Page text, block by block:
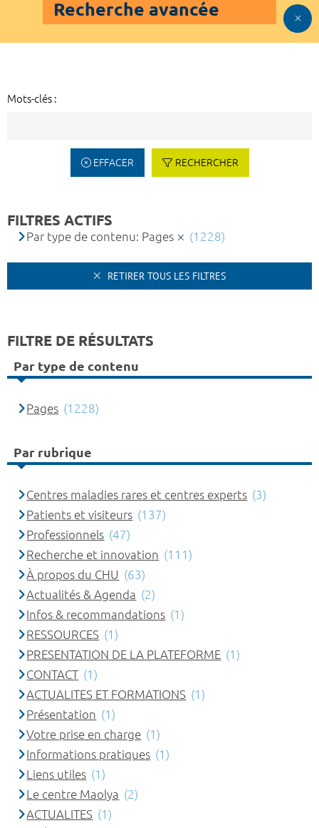
Recherche avancée
Mots-clés :
EFFACER RECHERCHER
FILTRES ACTIFS
Par type de contenu: Pages (1228)
RETIRER TOUS LES FILTRES
FILTRE DE RÉSULTATS
Par type de contenu
Pages (1228)
Par rubrique
Centres maladies rares et centres experts (3)
Patients et visiteurs (137)
Professionnels (47)
Recherche et innovation (111)
À propos du CHU (63)
Actualités & Agenda (2)
Infos & recommandations (1)
RESSOURCES (1)
PRESENTATION DE LA PLATEFORME (1)
CONTACT (1)
ACTUALITES ET FORMATIONS (1)
Présentation (1)
Votre prise en charge (1)
Informations pratiques (1)
Liens utiles (1)
Le centre Maolya (2)
ACTUALITES (1)